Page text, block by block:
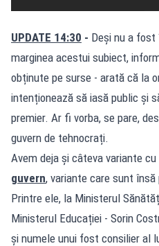
UPDATE 14:30 - Deși nu a
marginea acestui subiect,
obținute pe surse - arată că la
intenționează să iasă public și
premier. Ar fi vorba, se pare,
guvern de tehnocrați.
Avem deja și câteva variante
guvern, variante care sunt
Printre ele, la Ministerul
Ministerul Educației - Sorin
și numele unui fost consilier al